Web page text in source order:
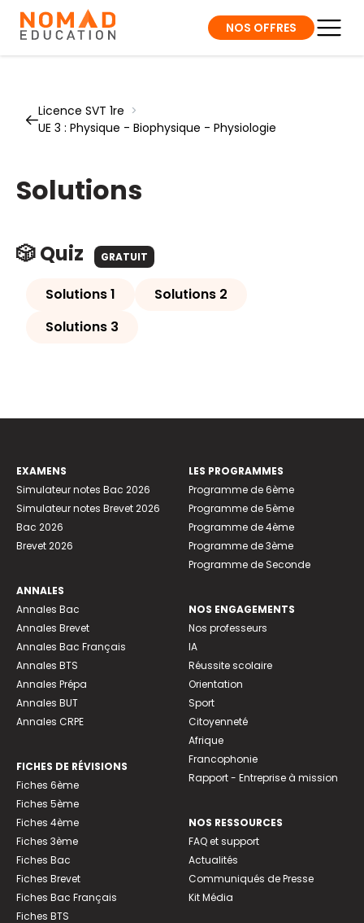
NOS OFFRES
Licence SVT 1re >
UE 3 : Physique - Biophysique - Physiologie
Solutions
🎲 Quiz GRATUIT
Solutions 1
Solutions 2
Solutions 3
EXAMENS
Simulateur notes Bac 2026
Simulateur notes Brevet 2026
Bac 2026
Brevet 2026
ANNALES
Annales Bac
Annales Brevet
Annales Bac Français
Annales BTS
Annales Prépa
Annales BUT
Annales CRPE
FICHES DE RÉVISIONS
Fiches 6ème
Fiches 5ème
Fiches 4ème
Fiches 3ème
Fiches Bac
Fiches Brevet
Fiches Bac Français
Fiches BTS
LES PROGRAMMES
Programme de 6ème
Programme de 5ème
Programme de 4ème
Programme de 3ème
Programme de Seconde
NOS ENGAGEMENTS
Nos professeurs
IA
Réussite scolaire
Orientation
Sport
Citoyenneté
Afrique
Francophonie
Rapport - Entreprise à mission
NOS RESSOURCES
FAQ et support
Actualités
Communiqués de Presse
Kit Média